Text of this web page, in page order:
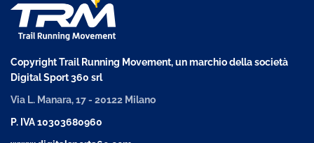
Copyright Trail Running Movement, un marchio della società
Digital Sport 360 srl
Via L. Manara, 17 - 20122 Milano
P. IVA 10303680960